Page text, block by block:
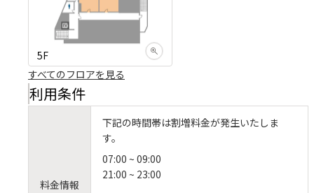
5F
すべてのフロアを見る
利用条件
料金情報
下記の時間帯は割増料金が発生いたしま
す。
07:00 ~ 09:00
21:00 ~ 23:00